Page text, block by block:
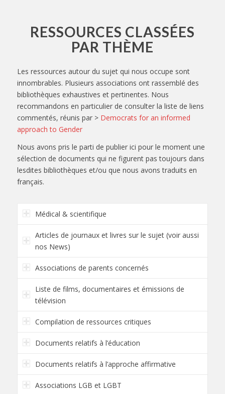
RESSOURCES CLASSÉES
PAR THÈME
Les ressources autour du sujet qui nous occupe sont
innombrables. Plusieurs associations ont rassemblé des
bibliothèques exhaustives et pertinentes. Nous
recommandons en particulier de consulter la liste de liens
commentés, réunis par > Democrats for an informed
approach to Gender
Nous avons pris le parti de publier ici pour le moment une
sélection de documents qui ne figurent pas toujours dans
lesdites bibliothèques et/ou que nous avons traduits en
français.
Médical & scientifique
Articles de journaux et livres sur le sujet (voir aussi
nos News)
Associations de parents concernés
Liste de films, documentaires et émissions de
télévision
Compilation de ressources critiques
Documents relatifs à l’éducation
Documents relatifs à l’approche affirmative
Associations LGB et LGBT